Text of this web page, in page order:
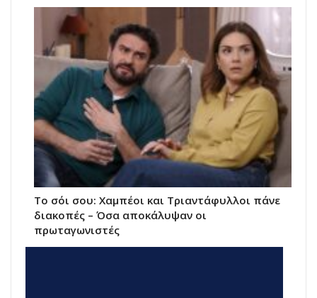
Το σόι σου: Χαμπέοι και Τριαντάφυλλοι πάνε
διακοπές – Όσα αποκάλυψαν οι
πρωταγωνιστές